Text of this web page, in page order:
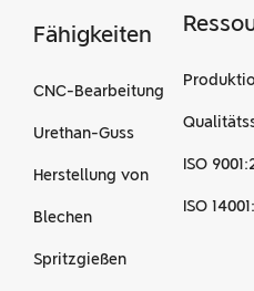
Fähigkeiten
CNC-Bearbeitung
Urethan-Guss
Herstellung von
Blechen
Spritzgießen
ISO
ISO